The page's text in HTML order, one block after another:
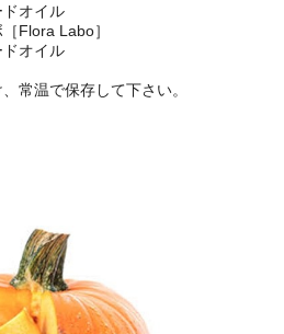
ドオイル
Flora Labo］
ドオイル
常温で保存して下さい。